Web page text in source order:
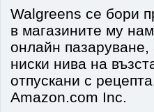
Walgreens се бори
в магазините му
онлайн пазаруване,
ниски нива на
отпускани с
Amazon.com Inc.